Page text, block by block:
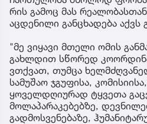
რის გამოც მას
აცდენილი განცხადება აქვს
"მე ვიყავი მთელი ომის
გახლდით სწორედ
ვთქვათ, თუმცა
სამუშაო ჯგუფისა,
ყოველდღიურად ტყვეთა
მოლაპარაკებებზე,
გადმოსვენებაზე,